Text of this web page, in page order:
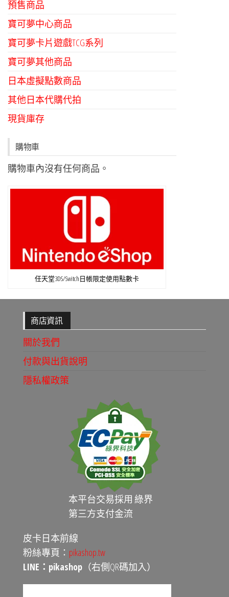
預售商品
寶可夢中心商品
寶可夢卡片遊戲TCG系列
寶可夢其他商品
日本虛擬點數商品
其他日本代購代拍
現貨庫存
購物車
購物車內沒有任何商品。
任天堂3DS/Switch日帳限定使用點數卡
商店資訊
關於我們
付款與出貨說明
隱私權政策
本平台交易採用 綠界
第三方支付金流
皮卡日本前線
粉絲專頁： pikashop.tw
LINE：pikashop （右側QR碼加入）